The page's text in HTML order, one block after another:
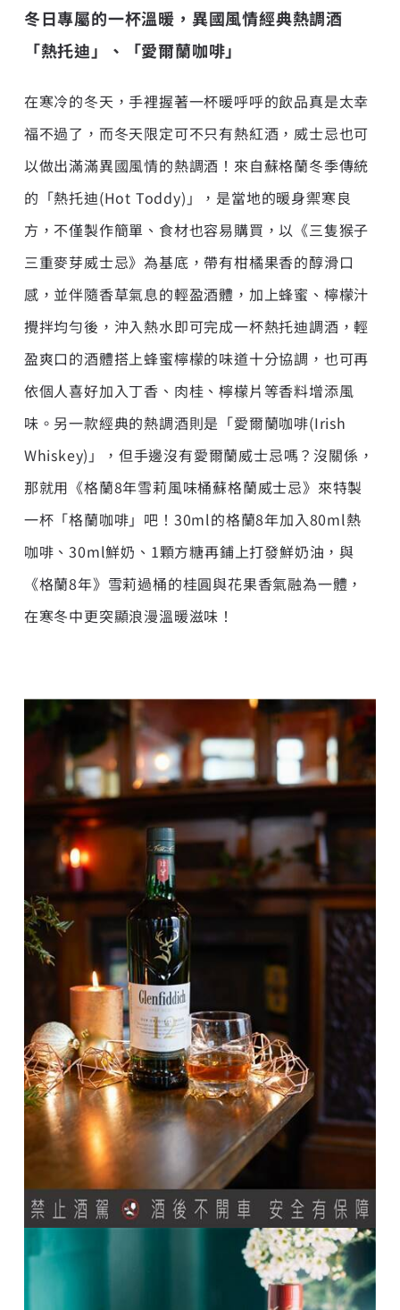
冬日專屬的一杯溫暖，異國風情經典熱調酒
「熱托迪」、「愛爾蘭咖啡」
在寒冷的冬天，手裡握著一杯暖呼呼的飲品真是太幸
福不過了，而冬天限定可不只有熱紅酒，威士忌也可
以做出滿滿異國風情的熱調酒！來自蘇格蘭冬季傳統
的「熱托迪(Hot Toddy)」，是當地的暖身禦寒良
方，不僅製作簡單、食材也容易購買，以《三隻猴子
三重麥芽威士忌》為基底，帶有柑橘果香的醇滑口
感，並伴隨香草氣息的輕盈酒體，加上蜂蜜、檸檬汁
攪拌均勻後，沖入熱水即可完成一杯熱托迪調酒，輕
盈爽口的酒體搭上蜂蜜檸檬的味道十分協調，也可再
依個人喜好加入丁香、肉桂、檸檬片等香料增添風
味。另一款經典的熱調酒則是「愛爾蘭咖啡(Irish
Whiskey)」，但手邊沒有愛爾蘭威士忌嗎？沒關係，
那就用《格蘭8年雪莉風味桶蘇格蘭威士忌》來特製
一杯「格蘭咖啡」吧！30ml的格蘭8年加入80ml熱
咖啡、30ml鮮奶、1顆方糖再鋪上打發鮮奶油，與
《格蘭8年》雪莉過桶的桂圓與花果香氣融為一體，
在寒冬中更突顯浪漫溫暖滋味！